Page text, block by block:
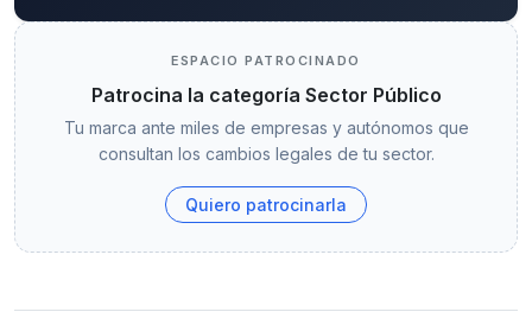
ESPACIO PATROCINADO
Patrocina la categoría Sector Público
Tu marca ante miles de empresas y autónomos que
consultan los cambios legales de tu sector.
Quiero patrocinarla